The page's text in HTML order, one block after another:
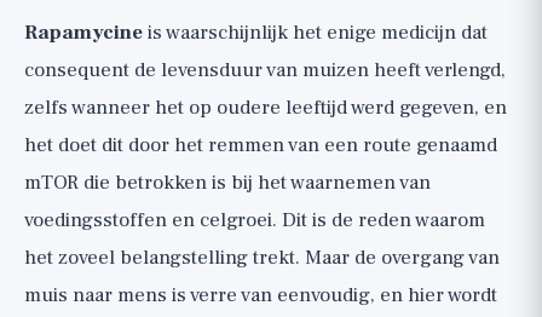
Rapamycineis waarschijnlijk het enige medicijn dat
consequent de levensduur van muizen heeft verlengd,
zelfs wanneer het op oudere leeftijd werd gegeven, en
het doet dit door het remmen van een route genaamd
mTOR die betrokken is bij het waarnemen van
voedingsstoffen en celgroei. Dit is de reden waarom
het zoveel belangstelling trekt. Maar de overgang van
muis naar mens is verre van eenvoudig, en hier wordt